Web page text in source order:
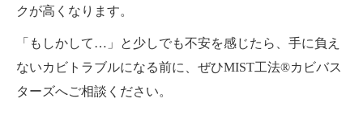
クが高くなります。
「もしかして…」と少しでも不安を感じたら、手に負え
ないカビトラブルになる前に、ぜひMIST工法®カビバス
ターズへご相談ください。